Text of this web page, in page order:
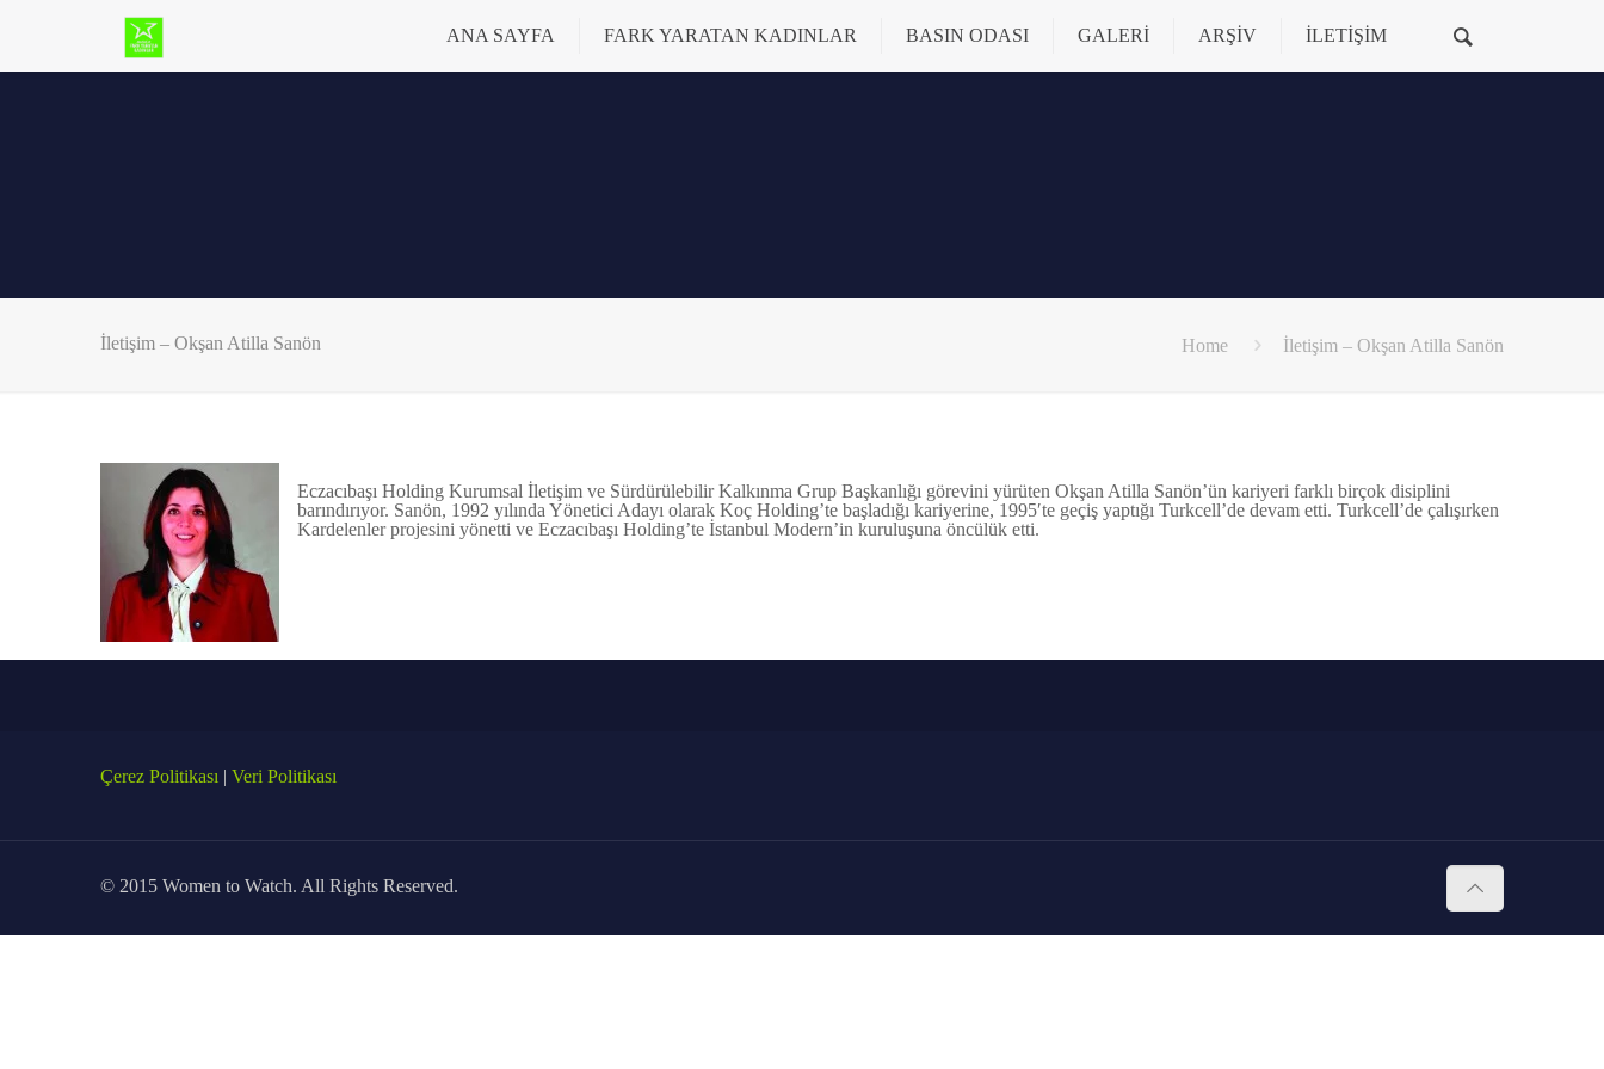
ANA SAYFA FARK YARATAN KADINLAR BASIN ODASI GALERİ ARŞİV İLETİŞİM
İletişim – Okşan Atilla Sanön Home İletişim – Okşan Atilla Sanön
Eczacıbaşı Holding Kurumsal İletişim ve Sürdürülebilir Kalkınma Grup Başkanlığı görevini yürüten Okşan Atilla Sanön’ün kariyeri farklı birçok disiplini
barındırıyor. Sanön, 1992 yılında Yönetici Adayı olarak Koç Holding’te başladığı kariyerine, 1995′te geçiş yaptığı Turkcell’de devam etti. Turkcell’de çalışırken
Kardelenler projesini yönetti ve Eczacıbaşı Holding’te İstanbul Modern’in kuruluşuna öncülük etti.
Çerez Politikası | Veri Politikası
© 2015 Women to Watch. All Rights Reserved.